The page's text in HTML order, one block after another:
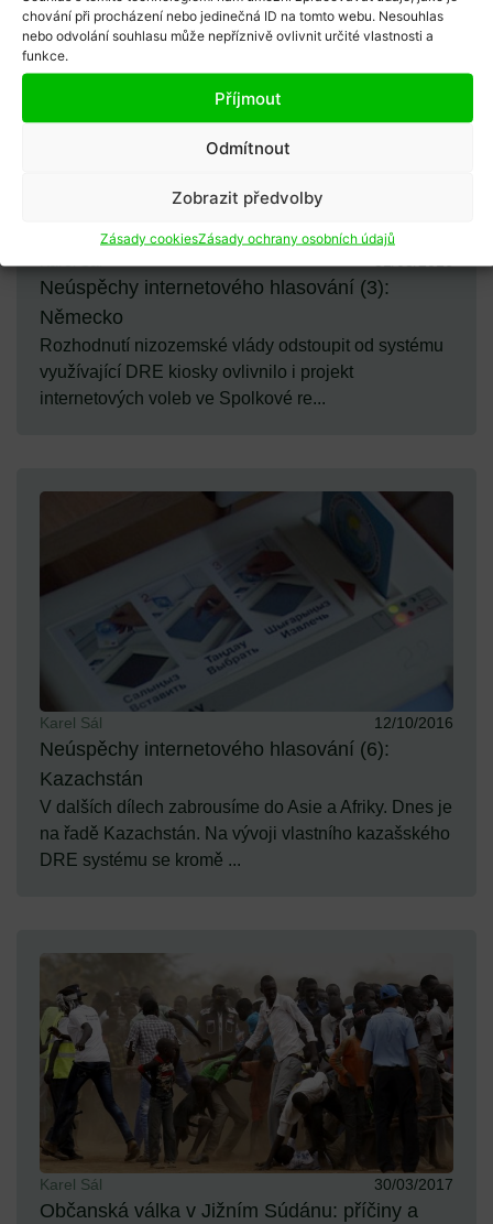
chování při procházení nebo jedinečná ID na tomto webu. Nesouhlas
nebo odvolání souhlasu může nepříznivě ovlivnit určité vlastnosti a
funkce.
Příjmout
Odmítnout
Zobrazit předvolby
Zásady cookiesZásady ochrany osobních údajů
Neúspěchy internetového hlasování (3):
Německo
Rozhodnutí nizozemské vlády odstoupit od systému
využívající DRE kiosky ovlivnilo i projekt
internetových voleb ve Spolkové re...
Karel Sál 12/10/2016
Neúspěchy internetového hlasování (6):
Kazachstán
V dalších dílech zabrousíme do Asie a Afriky. Dnes je
na řadě Kazachstán. Na vývoji vlastního kazašského
DRE systému se kromě ...
Karel Sál 30/03/2017
Občanská válka v Jižním Súdánu: příčiny a